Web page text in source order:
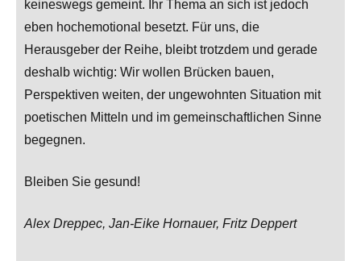
keineswegs gemeint. Ihr Thema an sich ist jedoch
eben hochemotional besetzt. Für uns, die
Herausgeber der Reihe, bleibt trotzdem und gerade
deshalb wichtig: Wir wollen Brücken bauen,
Perspektiven weiten, der ungewohnten Situation mit
poetischen Mitteln und im gemeinschaftlichen Sinne
begegnen.
Bleiben Sie gesund!
Alex Dreppec, Jan-Eike Hornauer, Fritz Deppert